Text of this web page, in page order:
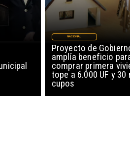
Proyecto de
amplía beneficio
comprar primera
tope a 6.000 UF y 30
cupos
NACIONAL